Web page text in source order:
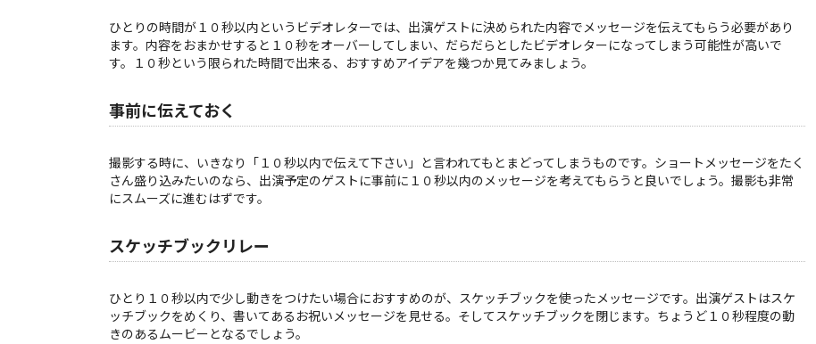
ひとりの時間が１０秒以内というビデオレターでは、出演ゲストに決められた内容でメッセージを伝えてもらう必要があり
ます。内容をおまかせすると１０秒をオーバーしてしまい、だらだらとしたビデオレターになってしまう可能性が高いで
す。１０秒という限られた時間で出来る、おすすめアイデアを幾つか見てみましょう。
事前に伝えておく
撮影する時に、いきなり「１０秒以内で伝えて下さい」と言われてもとまどってしまうものです。ショートメッセージをたく
さん盛り込みたいのなら、出演予定のゲストに事前に１０秒以内のメッセージを考えてもらうと良いでしょう。撮影も非常
にスムーズに進むはずです。
スケッチブックリレー
ひとり１０秒以内で少し動きをつけたい場合におすすめのが、スケッチブックを使ったメッセージです。出演ゲストはスケ
ッチブックをめくり、書いてあるお祝いメッセージを見せる。そしてスケッチブックを閉じます。ちょうど１０秒程度の動
きのあるムービーとなるでしょう。